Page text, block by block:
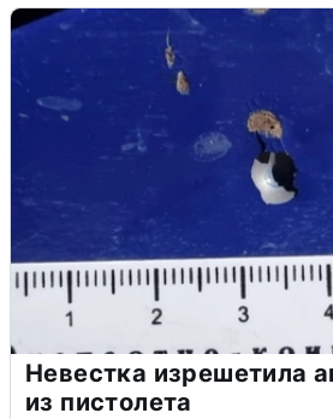
Невестка изрешетила
из пистолета